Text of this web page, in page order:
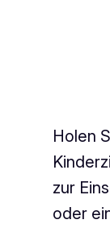
Holen
zur
oder